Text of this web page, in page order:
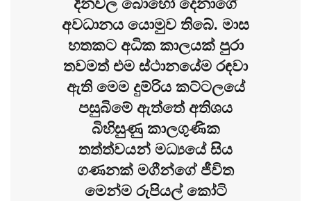
දිනවල බොහෝ දෙනාගේ
අවධානය යොමුව තිබේ. මාස
හතකට අධික කාලයක් පුරා
තවමත් එම ස්ථානයේම රඳවා
ඇති මෙම දුම්රිය කට්ටලයේ
පසුබිමේ ඇත්තේ අතිශය
බිහිසුණු කාලගුණික
තත්ත්වයන් මධ්‍යයේ සිය
ගණනක් මගීන්ගේ ජීවිත
මෙන්ම රුපියල් කෝටි